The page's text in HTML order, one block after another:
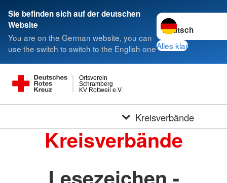
Sie befinden sich auf der deutschen
Website
You are on the German website, you can
use the switch to switch to the English one
Sprache wechseln
Alles klar
KV Rottweil e.V.
Schramberg
Ortsverein
Kreisverbände
Kreisverbände
Lesezeichen -